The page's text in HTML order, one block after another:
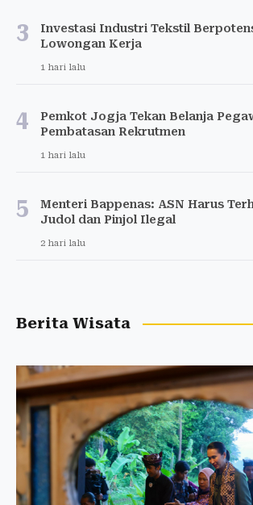
3
Investasi Industri Tekstil
Lowongan Kerja
1 hari lalu
4
Pemkot Jogja Tekan Belanja
Pembatasan Rekrutmen
1 hari lalu
5
Menteri Bappenas: ASN Harus
Judol dan Pinjol Ilegal
2 hari lalu
Berita Wisata